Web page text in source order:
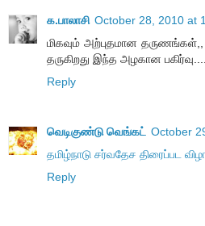
க.பாலாசி October 28, 2010 at
மிகவும் அற்புதமான
தருகிறது இந்த அழகான பகிர்வு....
Reply
வெடிகுண்டு வெங்கட் October
தமிழ்நாடு சர்வதேச திரைப்பட
Reply